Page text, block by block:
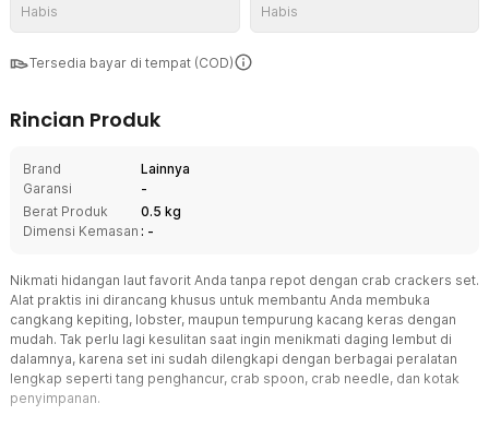
Habis Habis
Tersedia bayar di tempat (COD)
Rincian Produk
Brand
Lainnya
Garansi
-
Berat Produk
0.5 kg
Dimensi Kemasan : -
Nikmati hidangan laut favorit Anda tanpa repot dengan crab crackers set.
Alat praktis ini dirancang khusus untuk membantu Anda membuka
cangkang kepiting, lobster, maupun tempurung kacang keras dengan
mudah. Tak perlu lagi kesulitan saat ingin menikmati daging lembut di
dalamnya, karena set ini sudah dilengkapi dengan berbagai peralatan
lengkap seperti tang penghancur, crab spoon, crab needle, dan kotak
penyimpanan.